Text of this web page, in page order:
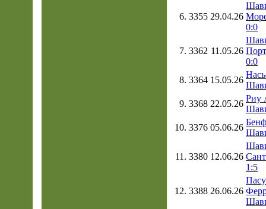
6. 3355 29.04.26
0:0
7. 3362 11.05.26
0:0
8. 3364 15.05.26
9. 3368 22.05.26
Риу
10. 3376 05.06.26
11. 3380 12.06.26
1:5
12. 3388 26.06.26